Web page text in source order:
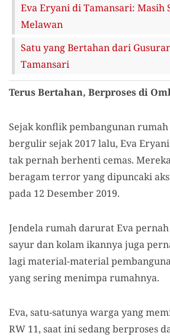
Eva Eryani di Tamansari: Masih
Melawan
Satu yang Bertahan dari
Tamansari
Terus Bertahan, Berproses di
Sejak konflik pembangunan
bergulir sejak 2017 lalu, Eva
tak pernah berhenti cemas.
beragam terror yang dipuncaki
pada 12 Desember 2019.
Jendela rumah darurat Eva
sayur dan kolam ikannya juga
lagi material-material
yang sering menimpa rumahnya.
Eva, satu-satunya warga yang
RW 11, saat ini sedang berproses